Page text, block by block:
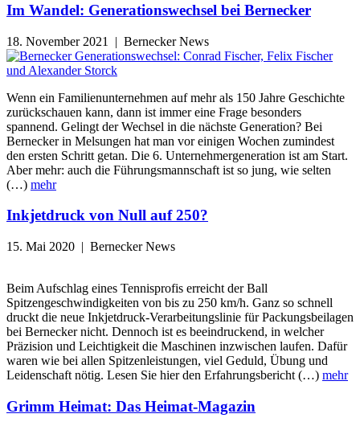
Im Wandel: Generationswechsel bei Bernecker
18. November 2021 | Bernecker News
Wenn ein Familienunternehmen auf mehr als 150 Jahre Geschichte
zurückschauen kann, dann ist immer eine Frage besonders
spannend. Gelingt der Wechsel in die nächste Generation? Bei
Bernecker in Melsungen hat man vor einigen Wochen zumindest
den ersten Schritt getan. Die 6. Unternehmergeneration ist am Start.
Aber mehr: auch die Führungsmannschaft ist so jung, wie selten
(…) mehr
Inkjetdruck von Null auf 250?
15. Mai 2020 | Bernecker News
Beim Aufschlag eines Tennisprofis erreicht der Ball
Spitzengeschwindigkeiten von bis zu 250 km/h. Ganz so schnell
druckt die neue Inkjetdruck-Verarbeitungslinie für Packungsbeilagen
bei Bernecker nicht. Dennoch ist es beeindruckend, in welcher
Präzision und Leichtigkeit die Maschinen inzwischen laufen. Dafür
waren wie bei allen Spitzenleistungen, viel Geduld, Übung und
Leidenschaft nötig. Lesen Sie hier den Erfahrungsbericht (…) mehr
Grimm Heimat: Das Heimat-Magazin